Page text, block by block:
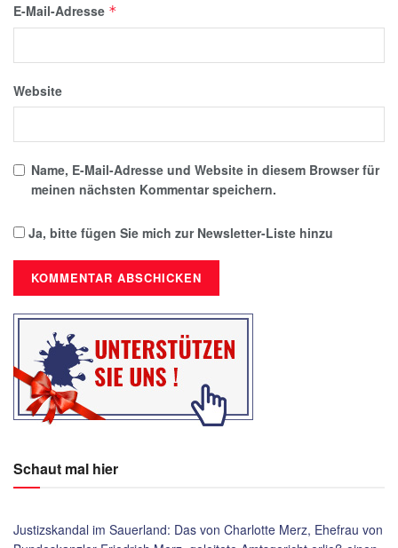
E-Mail-Adresse *
Website
Name, E-Mail-Adresse und Website in diesem Browser für
meinen nächsten Kommentar speichern.
Ja, bitte fügen Sie mich zur Newsletter-Liste hinzu
Schaut mal hier
Justizskandal im Sauerland: Das von Charlotte Merz, Ehefrau von